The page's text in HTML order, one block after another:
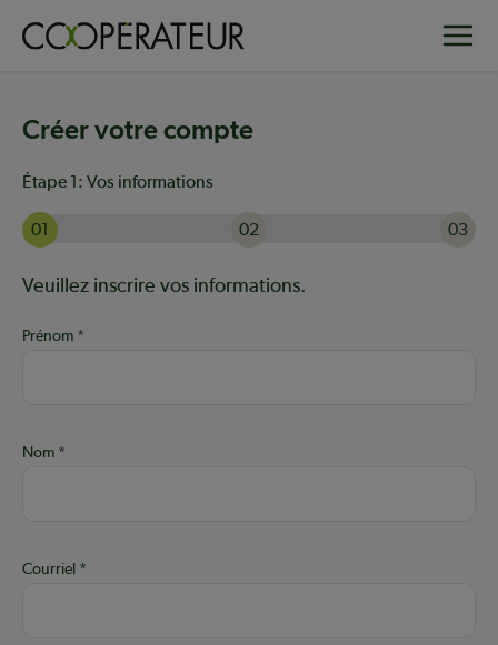
Créer votre compte
Étape 1: Vos informations
01 02
03
Aide :
Veuillez inscrire vos informations.
Prénom
Nom
Courriel